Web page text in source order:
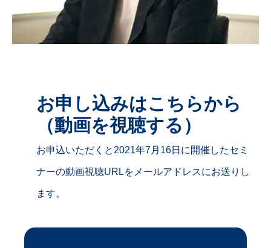
お申し込みはこちらから
（動画を視聴する）
お申込いただくと2021年7月16日に開催したセミ
ナーの動画視聴URLをメールアドレスにお送りし
ます。